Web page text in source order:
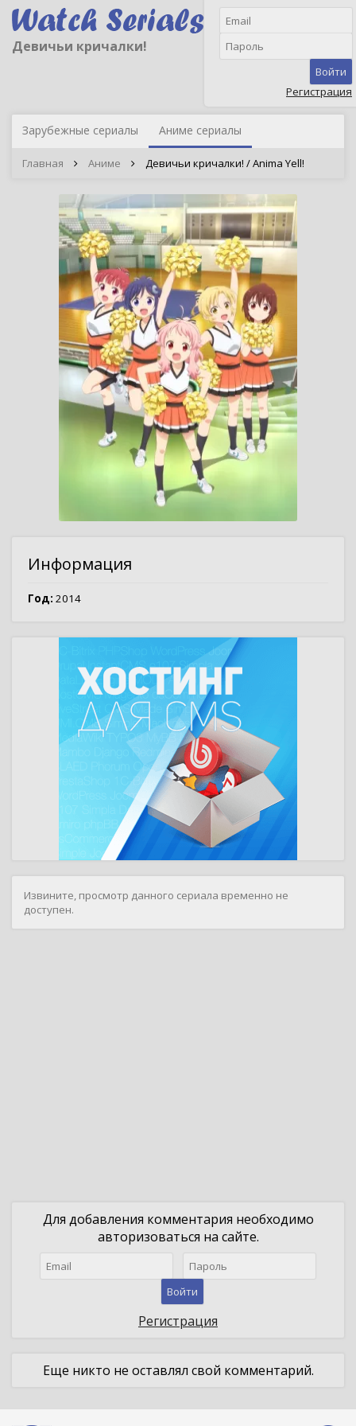
Девичьи кричалки!
Войти
Регистрация
Зарубежные сериалы Аниме сериалы
Главная Аниме Девичьи кричалки! / Anima Yell!
Информация
Год: 2014
Извините, просмотр данного сериала временно не
доступен.
Для добавления комментария необходимо
авторизоваться на сайте.
Войти
Регистрация
Еще никто не оставлял свой комментарий.